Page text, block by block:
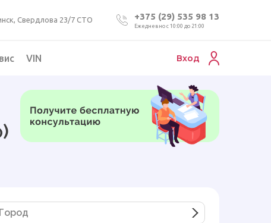
Свердлова 23/7 СТО +375 (29) 535 98 13
Ежедневно с 10:00 до 21:00
Проверка VIN номера авто
Пригон авто из Беларуси
VIN Вход
Город